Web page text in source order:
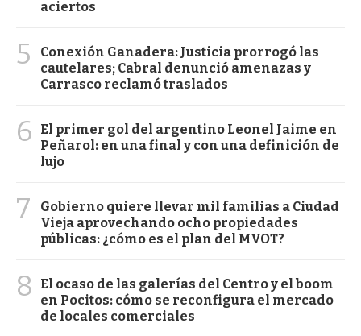
aciertos
5
Conexión Ganadera: Justicia prorrogó las
cautelares; Cabral denunció amenazas y
Carrasco reclamó traslados
6
El primer gol del argentino Leonel Jaime en
Peñarol: en una final y con una definición de
lujo
7
Gobierno quiere llevar mil familias a Ciudad
Vieja aprovechando ocho propiedades
públicas: ¿cómo es el plan del MVOT?
8
El ocaso de las galerías del Centro y el boom
en Pocitos: cómo se reconfigura el mercado
de locales comerciales